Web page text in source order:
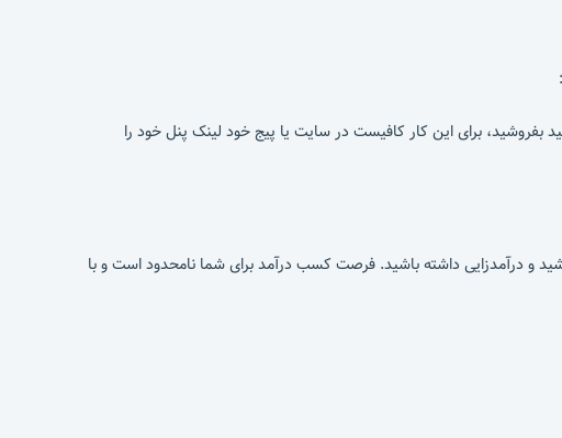
بفروشید، برای این کار کافیست در سایت یا پیج خود لینک پنل خود را
و درآمدزایی داشته باشید. فرصت کسب درآمد برای شما نامحدود است و با